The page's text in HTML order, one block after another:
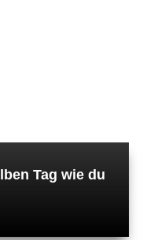
Tag wie du